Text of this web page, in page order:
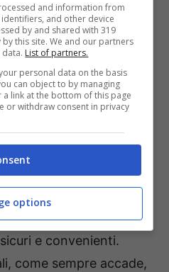
banale, dalla
con un amico
medica. Se il
i malintenzionati
numero poi
In realtà,
stabilire un contatto
alla quale, una volta
in criptovalute
e convenienti.
come sempre accade,
and information from
and other device
by and shared with 319
this site. We and our partners
List of partners.
personal data on the basis
can object to by managing
link at the bottom of this page
or withdraw consent in privacy
options